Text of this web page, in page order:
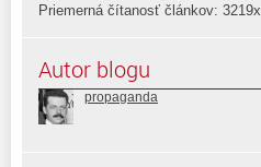
Priemerná čítanosť článkov: 3219x
Autor blogu
propaganda